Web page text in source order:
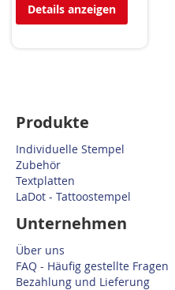
Details anzeigen
Produkte
Individuelle Stempel
Zubehör
Textplatten
LaDot - Tattoostempel
Unternehmen
Über uns
FAQ - Häufig gestellte Fragen
Bezahlung und Lieferung